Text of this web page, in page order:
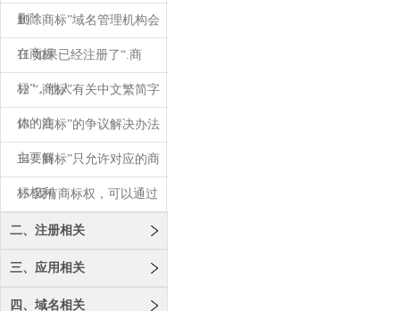
删除
10 “.商标”域名管理机构会
在商标
11 如果已经注册了“.商
标”，他人
12 “.商标”有关中文繁简字
体的注
13 “.商标”的争议解决办法
主要解
14 “.商标”只允许对应的商
标权利
15 我有商标权，可以通过
域名争议解
二、注册相关
三、应用相关
四、域名相关